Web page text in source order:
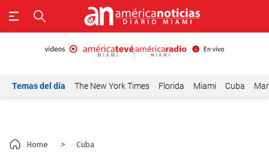
Temas del día The New York Times Florida Miami Cuba
Home > Cuba